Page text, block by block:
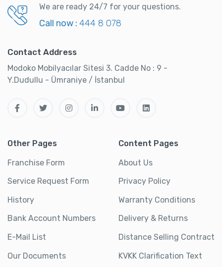
We are ready 24/7 for your questions.
Call now : 444 8 078
Contact Address
Modoko Mobilyacılar Sitesi 3. Cadde No : 9 -
Y.Dudullu - Ümraniye / İstanbul
Other Pages
Franchise Form
Service Request Form
History
Bank Account Numbers
E-Mail List
Our Documents
Content Pages
About Us
Privacy Policy
Warranty Conditions
Delivery & Returns
Distance Selling Contract
KVKK Clarification Text